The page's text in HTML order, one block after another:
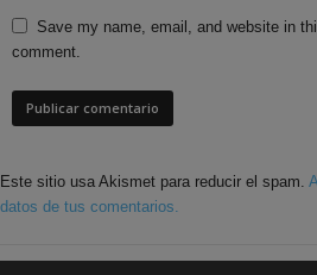
Save my name, email, and website in
comment.
Este sitio usa Akismet para reducir el spam.
datos de tus comentarios.